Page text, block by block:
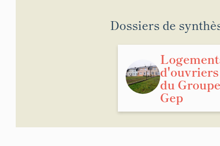
Dossiers de
d'ouvriers
du Groupe
Gep